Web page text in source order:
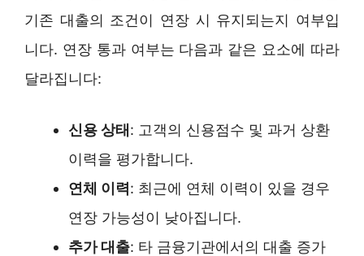
기존 대출의 조건이 연장 시 유지되는지 여부입
니다. 연장 통과 여부는 다음과 같은 요소에 따라
달라집니다:
신용 상태: 고객의 신용점수 및 과거 상환
이력을 평가합니다.
연체 이력: 최근에 연체 이력이 있을 경우
연장 가능성이 낮아집니다.
추가 대출: 타 금융기관에서의 대출 증가